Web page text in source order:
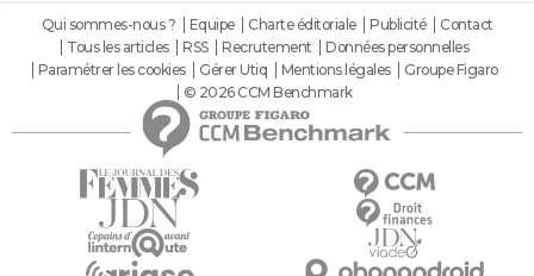
Qui sommes-nous ? Equipe Charte éditoriale Publicité
Contact
Tous les articles
RSS Recrutement
Données personnelles
Paramétrer les cookies
Gérer Utiq Mentions légales
Groupe Figaro
© 2026 CCM Benchmark